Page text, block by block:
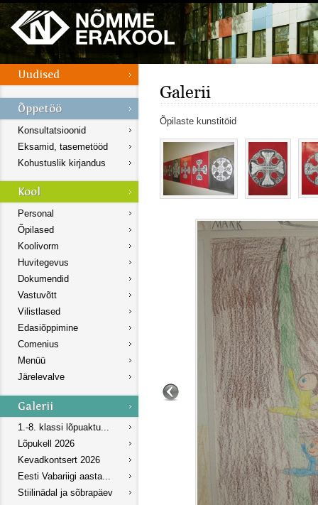
Konsultatsioonid
Eksamid, tasemetööd
Kohustuslik kirjandus
Personal
Õpilased
Koolivorm
Huvitegevus
Dokumendid
Vastuvõtt
Vilistlased
Edasiõppimine
Comenius
Menüü
Järelevalve
1.-8. klassi lõpuaktu...
Lõpukell 2026
Kevadkontsert 2026
Eesti Vabariigi aasta...
Stiilinädal ja sõbrapäev
Galerii
Õpilaste kunstitöid